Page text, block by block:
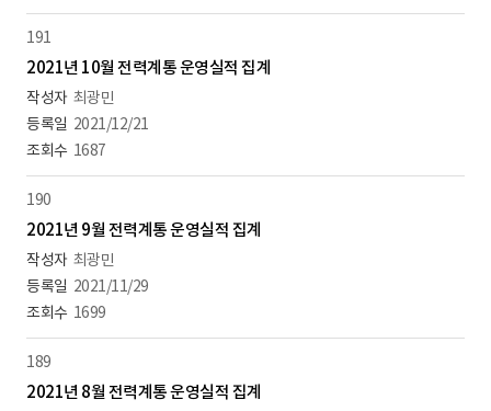
191
2021년 10월 전력계통 운영실적 집계
최광민
2021/12/21
1687
190
2021년 9월 전력계통 운영실적 집계
최광민
2021/11/29
1699
189
2021년 8월 전력계통 운영실적 집계